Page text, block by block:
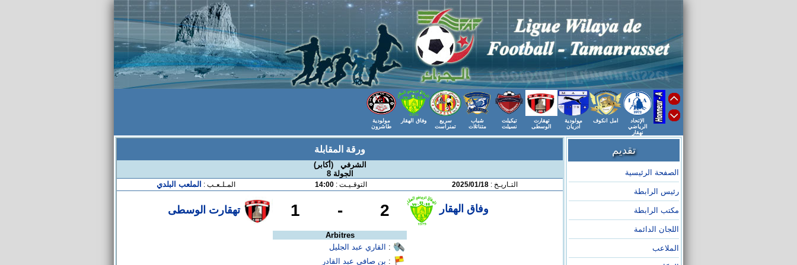
الإتحاد
الرياضي
نهقار
امل انكوف
مولودية
أدريان
تهقارت
الوسطى
تيكيلت
نسيلت
شباب
متناتلات
سريع
تمنراست
وفاق الهقار
مولودية
طاشرون
تقديم
الصفحة الرئيسية
رئيس الرابطة
مكتب الرابطة
اللجان الدائمة
الملاعب
ورقة المقابلة
الشرفي (أكابر)
الجولة 8
التـاريـخ : 2025/01/18 التوقـيـت :14:00 المـلـعـب : الملعب البلدي
وفاق الهقار 2
-
1 تهقارت الوسطى
Arbitres
: القاري عبد الجليل
: بن صافي عبد القادر